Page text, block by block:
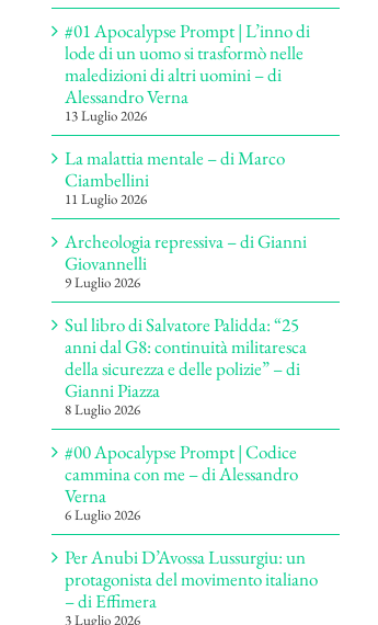
#01 Apocalypse Prompt | L’inno di
lode di un uomo si trasformò nelle
maledizioni di altri uomini – di
Alessandro Verna
13 Luglio 2026
La malattia mentale – di Marco
Ciambellini
11 Luglio 2026
Archeologia repressiva – di Gianni
Giovannelli
9 Luglio 2026
Sul libro di Salvatore Palidda: “25
anni dal G8: continuità militaresca
della sicurezza e delle polizie” – di
Gianni Piazza
8 Luglio 2026
#00 Apocalypse Prompt | Codice
cammina con me – di Alessandro
Verna
6 Luglio 2026
Per Anubi D’Avossa Lussurgiu: un
protagonista del movimento italiano
– di Effimera
3 Luglio 2026